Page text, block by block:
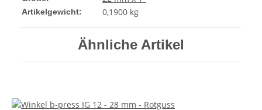
Artikelgewicht: 0,1900 kg
Ähnliche Artikel